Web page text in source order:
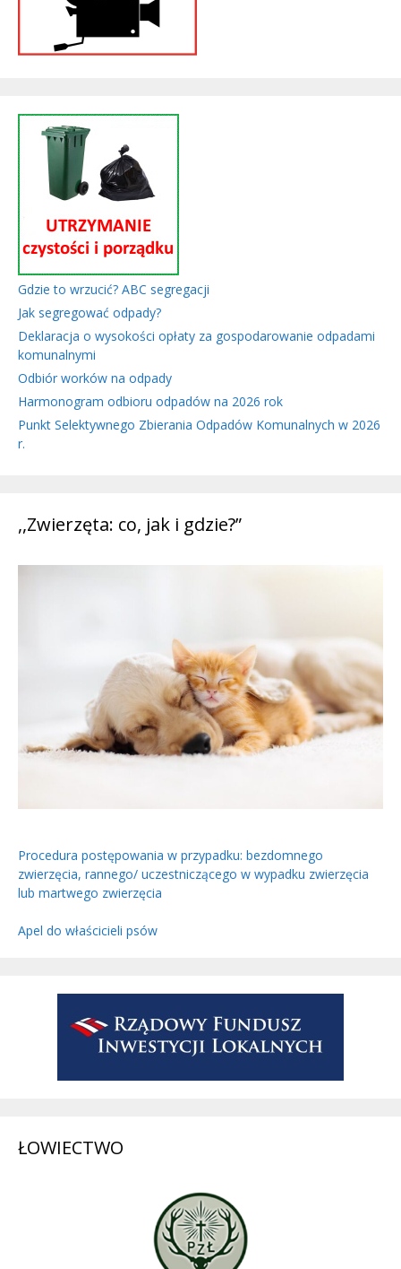
Gdzie to wrzucić? ABC segregacji
Jak segregować odpady?
Deklaracja o wysokości opłaty za gospodarowanie odpadami
komunalnymi
Odbiór worków na odpady
Harmonogram odbioru odpadów na 2026 rok
Punkt Selektywnego Zbierania Odpadów Komunalnych w 2026
r.
,,Zwierzęta: co, jak i gdzie?”
Procedura postępowania w przypadku: bezdomnego
zwierzęcia, rannego/ uczestniczącego w wypadku zwierzęcia
lub martwego zwierzęcia
Apel do właścicieli psów
ŁOWIECTWO